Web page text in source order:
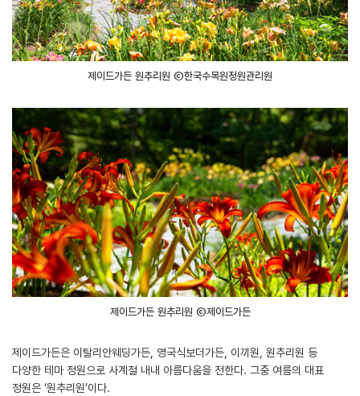
제이드가든 원추리원 ⓒ한국수목원정원관리원
제이드가든 원추리원 ⓒ제이드가든
제이드가든은 이탈리안웨딩가든, 영국식보더가든, 이끼원, 원추리원 등
다양한 테마 정원으로 사계절 내내 아름다움을 전한다. 그중 여름의 대표
정원은 ‘원추리원’이다.